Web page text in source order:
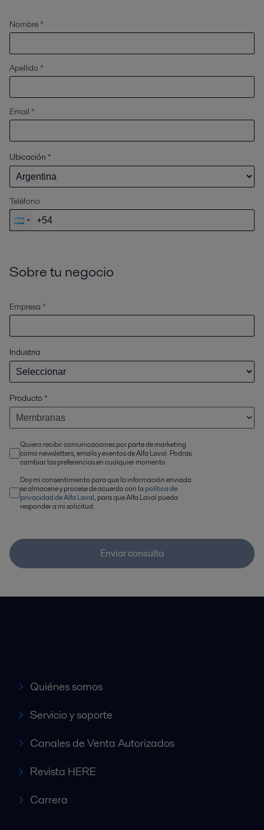
Nombre *
Apellido *
Email *
Ubicación *
Teléfono
Sobre tu negocio
Empresa *
Industria
Producto *
Quiero recibir comunicaciones por parte de marketing
como newsletters, emails y eventos de Alfa Laval. Podras
cambiar las preferencias en cualquier momento
Doy mi consentimiento para que la información enviada
se almacene y procese de acuerdo con la política de
privacidad de Alfa Laval, para que Alfa Laval pueda
responder a mi solicitud.
Enviar consulta
Quiénes somos
Servicio y soporte
Canales de Venta Autorizados
Revista HERE
Carrera